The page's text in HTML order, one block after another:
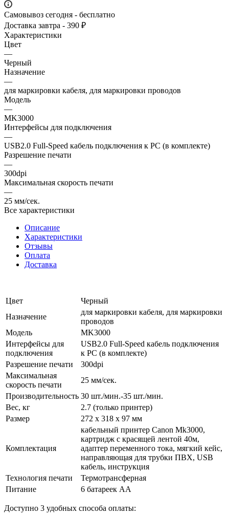
Самовывоз сегодня - бесплатно
Доставка завтра - 390 ₽
Характеристики
Цвет
—
Черный
Назначение
—
для маркировки кабеля, для маркировки проводов
Модель
—
MK3000
Интерфейсы для подключения
—
USB2.0 Full-Speed кабель подключения к PC (в комплекте)
Разрешение печати
—
300dpi
Максимальная скорость печати
—
25 мм/сек.
Все характеристики
Описание
Характеристики
Отзывы
Оплата
Доставка
Цвет
Черный
Назначение
для маркировки кабеля, для маркировки
проводов
Модель
MK3000
Интерфейсы для
подключения
USB2.0 Full-Speed кабель подключения
к PC (в комплекте)
Разрешение печати
300dpi
Максимальная
скорость печати
25 мм/сек.
Производительность 30 шт./мин.-35 шт./мин.
Вес, кг
2.7 (только принтер)
Размер
272 х 318 х 97 мм
Комплектация
кабельный принтер Canon Mk3000,
картридж с красящей лентой 40м,
адаптер переменного тока, мягкий кейс,
направляющая для трубки ПВХ, USB
кабель, инструкция
Технология печати
Термотрансферная
Питание
6 батареек AA
Доступно 3 удобных способа оплаты: